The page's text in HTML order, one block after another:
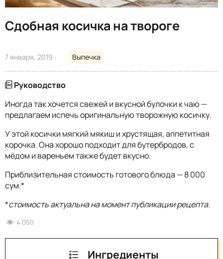
Сдобная косичка на твороге
7 января, 2019 Выпечка
Руководство
Иногда так хочется свежей и вкусной булочки к чаю —
предлагаем испечь оригинальную творожную косичку.
У этой косички мягкий мякиш и хрустящая, аппетитная
корочка. Она хорошо подходит для бутербродов, с
мёдом и вареньем также будет вкусно.
Приблизительная стоимость готового блюда — 8 000
сум.*
*стоимость актуальна на момент публикации рецепта.
4 050
Ингредиенты